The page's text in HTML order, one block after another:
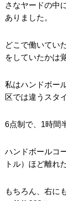
さなヤードの中
ありました。
どこで働いてい
をしていたかは
私はハンドボー
区では違うスタ
6点制で、1時間
ハンドボールコ
トル）ほど離れ
もちろん、右に